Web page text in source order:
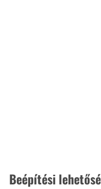
Beépítési